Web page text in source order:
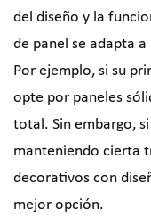
del diseño y la
de panel se adapta
Por ejemplo, si su
opte por paneles
total. Sin embargo,
manteniendo cierta
decorativos con
mejor opción.